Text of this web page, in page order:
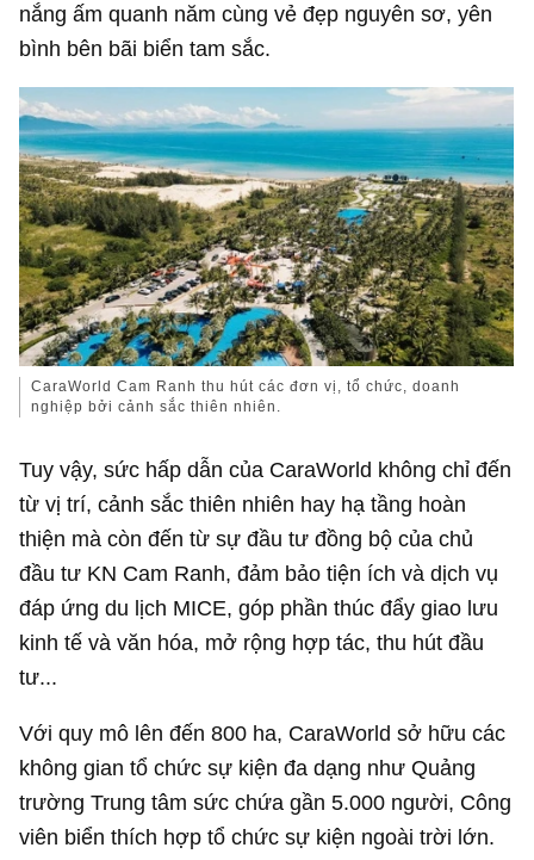
nắng ấm quanh năm cùng vẻ đẹp nguyên sơ, yên
bình bên bãi biển tam sắc.
CaraWorld Cam Ranh thu hút các đơn vị, tổ chức, doanh
nghiệp bởi cảnh sắc thiên nhiên.
Tuy vậy, sức hấp dẫn của CaraWorld không chỉ đến
từ vị trí, cảnh sắc thiên nhiên hay hạ tầng hoàn
thiện mà còn đến từ sự đầu tư đồng bộ của chủ
đầu tư KN Cam Ranh, đảm bảo tiện ích và dịch vụ
đáp ứng du lịch MICE, góp phần thúc đẩy giao lưu
kinh tế và văn hóa, mở rộng hợp tác, thu hút đầu
tư...
Với quy mô lên đến 800 ha, CaraWorld sở hữu các
không gian tổ chức sự kiện đa dạng như Quảng
trường Trung tâm sức chứa gần 5.000 người, Công
viên biển thích hợp tổ chức sự kiện ngoài trời lớn.